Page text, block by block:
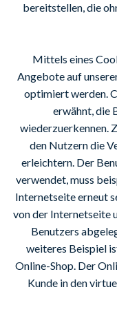
bereitstellen, die
Mittels eines
Angebote auf
optimiert werden.
erwähnt, die
wiederzuerkennen.
den Nutzern die
erleichtern. Der
verwendet, muss
Internetseite erneut
von der Internetseite
Benutzers
weiteres Beispiel
Online-Shop. Der
Kunde in den